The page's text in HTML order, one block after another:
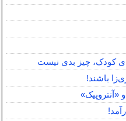
کودک، چیز بدی نیست
«آنتروپیک»